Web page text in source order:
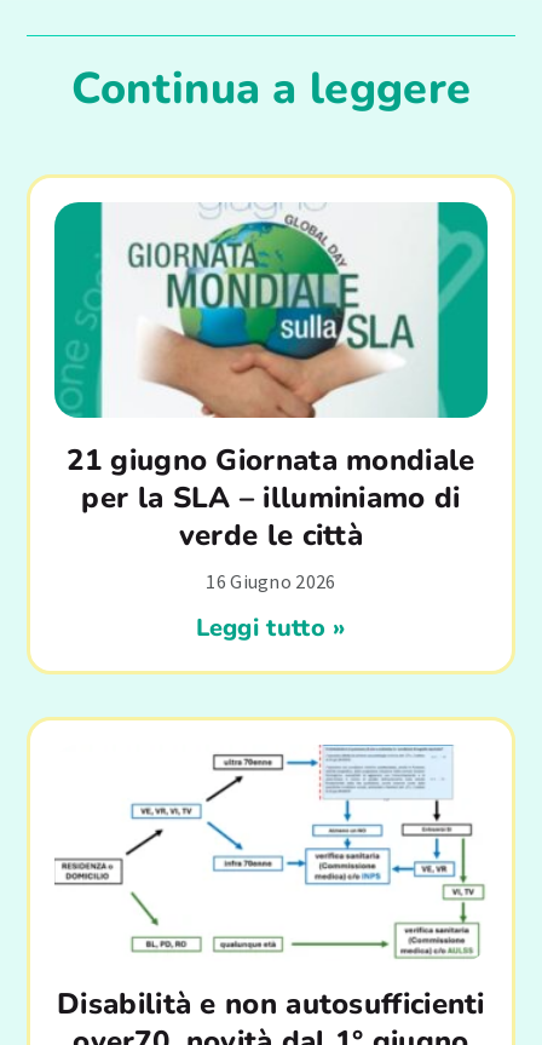
Continua a leggere
21 giugno Giornata mondiale
per la SLA – illuminiamo di
verde le città
16 Giugno 2026
Leggi tutto »
Disabilità e non autosufficienti